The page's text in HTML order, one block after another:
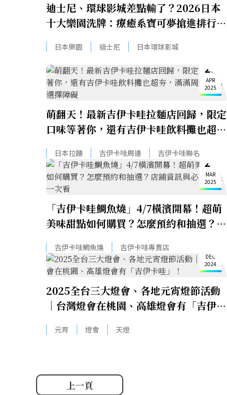
迪士尼、環球影城差點輸了？2026日本
十大樂園洗牌：療癒系寶可夢搶進排行，
沖繩這個黑馬爆紅
日本樂園 迪士尼 日本環球影城
29
APR
2025
萌翻天！最新吉伊卡哇拉麵店回歸，限定
口味等著你，還有吉伊卡哇飲料攤也超
夯，滿滿周邊商品選擇障礙
日本拉麵 吉伊卡哇周邊 吉伊卡哇聯名
24
MAR
2025
「吉伊卡哇鯛魚燒」4/7橫濱開幕！超萌
美味甜點如何購買？怎麼預約和抽選？店
鋪資訊與必買周邊一次看
吉伊卡哇鯛魚燒 吉伊卡哇專賣店
DEC
2024
2025全台三大燈會、各地元宵燈節活動
｜台灣燈會在桃園、高雄燈會有「吉伊卡
哇」！
元宵 燈會 天燈
上一頁